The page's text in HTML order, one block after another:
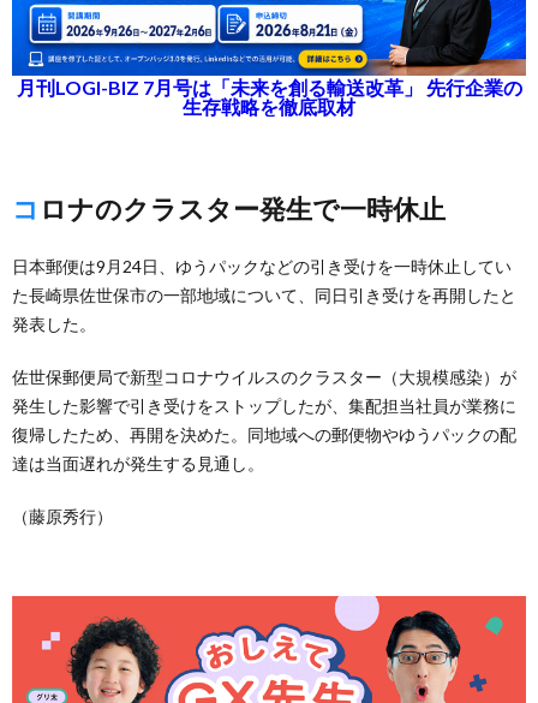
月刊LOGI-BIZ 7月号は「未来を創る輸送改革」 先行企業の
生存戦略を徹底取材
コロナのクラスター発生で一時休止
日本郵便は9月24日、ゆうパックなどの引き受けを一時休止してい
た長崎県佐世保市の一部地域について、同日引き受けを再開したと
発表した。
佐世保郵便局で新型コロナウイルスのクラスター（大規模感染）が
発生した影響で引き受けをストップしたが、集配担当社員が業務に
復帰したため、再開を決めた。同地域への郵便物やゆうパックの配
達は当面遅れが発生する見通し。
（藤原秀行）